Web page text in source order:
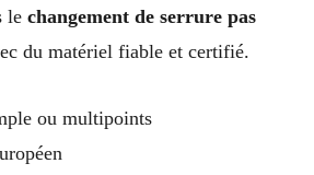
le changement de serrure pas
du matériel fiable et certifié.
ou multipoints